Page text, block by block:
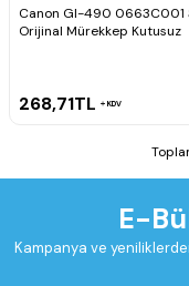
Canon GI-490 0663C001
Orijinal Mürekkep Kutusuz
268,71TL KDV
E-
Kampanya ve